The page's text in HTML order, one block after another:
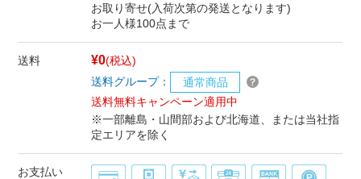
お取り寄せ(入荷次第の発送となります)
お一人様100点まで
送料 ¥0(税込)
送料グループ：
通常商品
送料無料キャンペーン適用中
※一部離島・山間部および北海道、または当社指
定エリアを除く
お支払い